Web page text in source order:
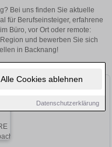
Alle Cookies ablehnen
Datenschutzerklärung
Bei uns finden Sie aktuelle
für Berufseinsteiger, erfahrene
Büro, vor Ort oder remote:
und bewerben Sie sich
in Backnang!